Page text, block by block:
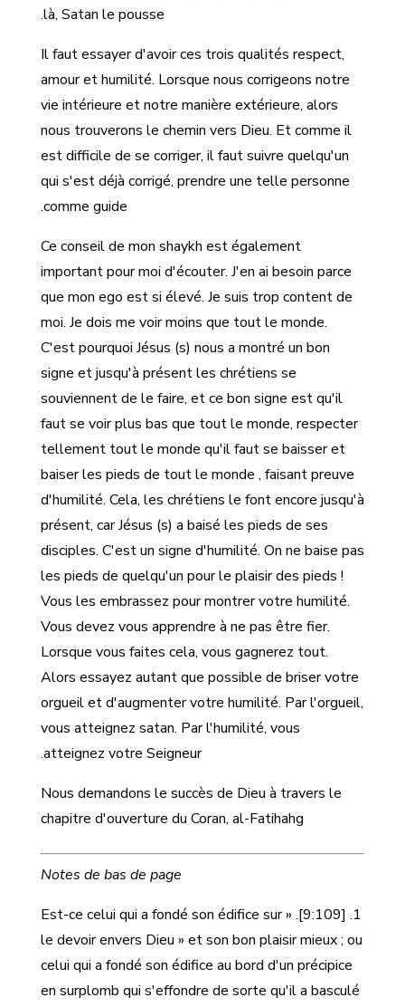
là, Satan le pousse.
Il faut essayer d'avoir ces trois qualités respect,
amour et humilité. Lorsque nous corrigeons notre
vie intérieure et notre manière extérieure, alors
nous trouverons le chemin vers Dieu. Et comme il
est difficile de se corriger, il faut suivre quelqu'un
qui s'est déjà corrigé, prendre une telle personne
comme guide.
Ce conseil de mon shaykh est également
important pour moi d'écouter. J'en ai besoin parce
que mon ego est si élevé. Je suis trop content de
moi. Je dois me voir moins que tout le monde.
C'est pourquoi Jésus (s) nous a montré un bon
signe et jusqu'à présent les chrétiens se
souviennent de le faire, et ce bon signe est qu'il
faut se voir plus bas que tout le monde, respecter
tellement tout le monde qu'il faut se baisser et
baiser les pieds de tout le monde , faisant preuve
d'humilité. Cela, les chrétiens le font encore jusqu'à
présent, car Jésus (s) a baisé les pieds de ses
disciples. C'est un signe d'humilité. On ne baise pas
les pieds de quelqu'un pour le plaisir des pieds !
Vous les embrassez pour montrer votre humilité.
Vous devez vous apprendre à ne pas être fier.
Lorsque vous faites cela, vous gagnerez tout.
Alors essayez autant que possible de briser votre
orgueil et d'augmenter votre humilité. Par l'orgueil,
vous atteignez satan. Par l'humilité, vous
atteignez votre Seigneur.
Nous demandons le succès de Dieu à travers le
chapitre d'ouverture du Coran, al-Fatihahg
Notes de bas de page
1. [9:109]. « Est-ce celui qui a fondé son édifice sur
le devoir envers Dieu » et son bon plaisir mieux ; ou
celui qui a fondé son édifice au bord d'un précipice
en surplomb qui s'effondre de sorte qu'il a basculé